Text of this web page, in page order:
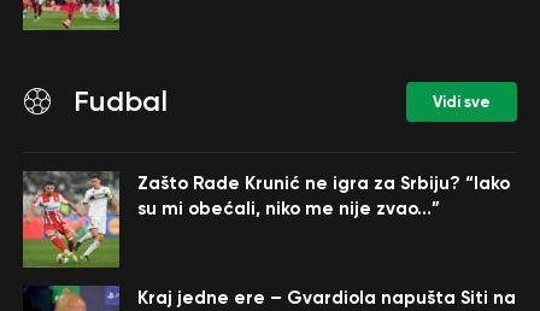
Fudbal Vidi sve
Zašto Rade Krunić ne igra za Srbiju? “Iako
su mi obećali, niko me nije zvao…”
Kraj jedne ere – Gvardiola napušta Siti na